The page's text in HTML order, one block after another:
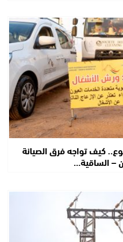
كيف تواجه فرق الصيانة
– الساقية…